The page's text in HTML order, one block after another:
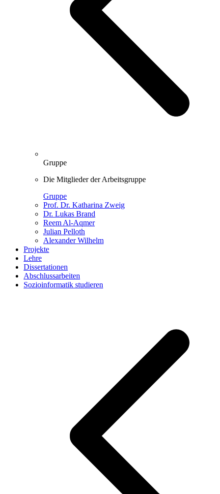
Gruppe
Die Mitglieder der Arbeitsgruppe
Gruppe
Prof. Dr. Katharina Zweig
Dr. Lukas Brand
Reem Al-Aqmer
Julian Pelloth
Alexander Wilhelm
Projekte
Lehre
Dissertationen
Abschlussarbeiten
Sozioinformatik studieren